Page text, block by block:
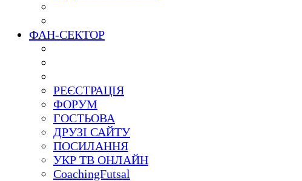
ФАН-СЕКТОР
РЕЄСТРАЦІЯ
ФОРУМ
ГОСТЬОВА
ДРУЗІ САЙТУ
ПОСИЛАННЯ
УКР ТВ ОНЛАЙН
CoachingFutsal